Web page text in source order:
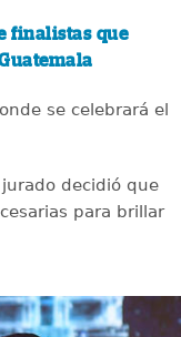
finalistas que
se celebrará el
decidió que
para brillar